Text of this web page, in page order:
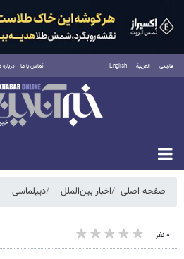
فارسی العربية English تماس با ما درباره
جمعه ۱۶ مرداد ۱۴۰۵
صفحه اصلی اخبار بین‌الملل دیپلماسی
۰ نفر